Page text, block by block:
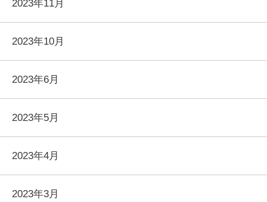
2023年11月
2023年10月
2023年6月
2023年5月
2023年4月
2023年3月